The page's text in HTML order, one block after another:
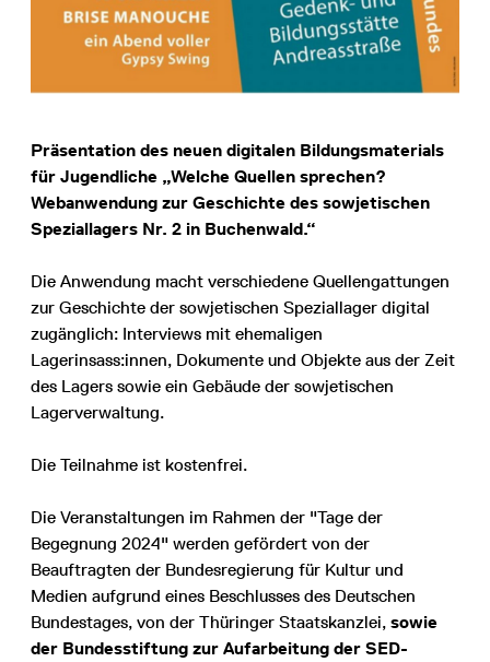
Präsentation des neuen digitalen Bildungsmaterials
für Jugendliche „Welche Quellen sprechen?
Webanwendung zur Geschichte des sowjetischen
Speziallagers Nr. 2 in Buchenwald.“
Die Anwendung macht verschiedene Quellengattungen
zur Geschichte der sowjetischen Speziallager digital
zugänglich: Interviews mit ehemaligen
Lagerinsass:innen, Dokumente und Objekte aus der Zeit
des Lagers sowie ein Gebäude der sowjetischen
Lagerverwaltung.
Die Teilnahme ist kostenfrei.
Die Veranstaltungen im Rahmen der "Tage der
Begegnung 2024" werden gefördert von der
Beauftragten der Bundesregierung für Kultur und
Medien aufgrund eines Beschlusses des Deutschen
Bundestages, von der Thüringer Staatskanzlei, sowie
der Bundesstiftung zur Aufarbeitung der SED-